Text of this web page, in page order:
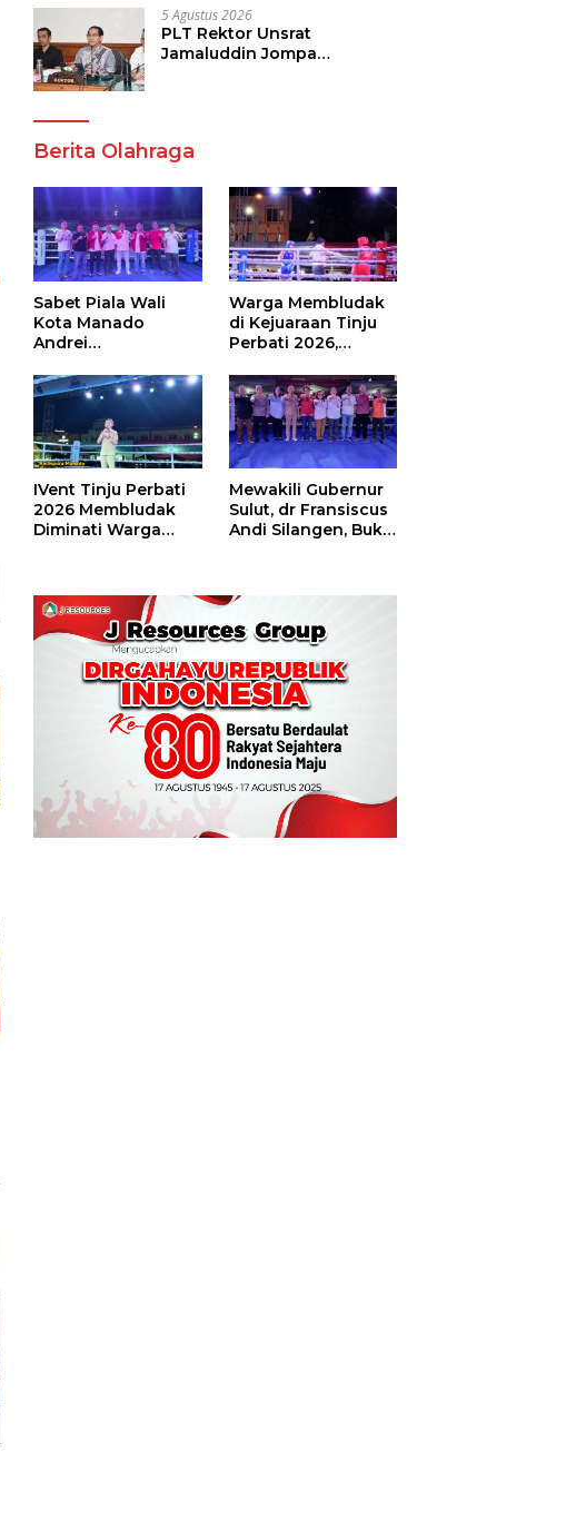
Pendidikan
5 Agustus 2026
PLT Rektor Unsrat
Jamaluddin Jompa
Berita Olahraga
Sabet Piala Wali
Kota Manado
Andrei
Boxing Camp Juara
Umum Tinju Perbati
2026
Warga Membludak
di Kejuaraan Tinju
Perbati 2026,
Piala Wali Kota
IVent Tinju Perbati
2026 Membludak
Diminati Warga
Mewakili Gubernur
Sulut, dr Fransiscus
Andi Silangen, Buka
Piala Wali Kota
Manado